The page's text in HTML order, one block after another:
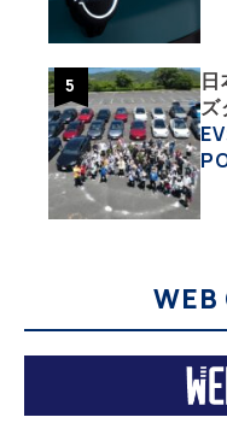
ズ
一
ズ
WEB